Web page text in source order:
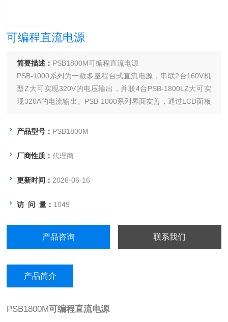
可编程直流电源
简要描述： PSB1800M可编程直流电源
PSB-1000系列为一款多量程台式直流电源，串联2台160V机
型Z大可实现320V的电压输出，并联4台PSB-1800LZ大可实
现320A的电流输出。PSB-1000系列界面友善，通过LCD面板
条件及测量结果。运用功能键、数字键和快速键可以轻松完成
产品型号： PSB1800M
厂商性质：代理商
更新时间： 2026-06-16
访 问 量： 1049
产品咨询 联系我们
产品简介
PSB1800M可编程直流电源